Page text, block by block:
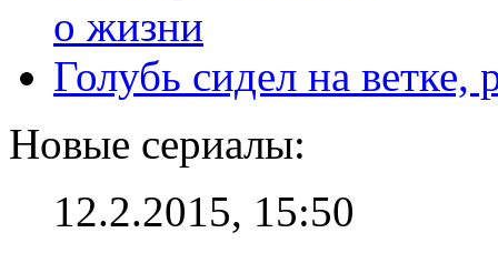
Голубь сидел на
Новые сериалы:
12.2.2015, 15:50